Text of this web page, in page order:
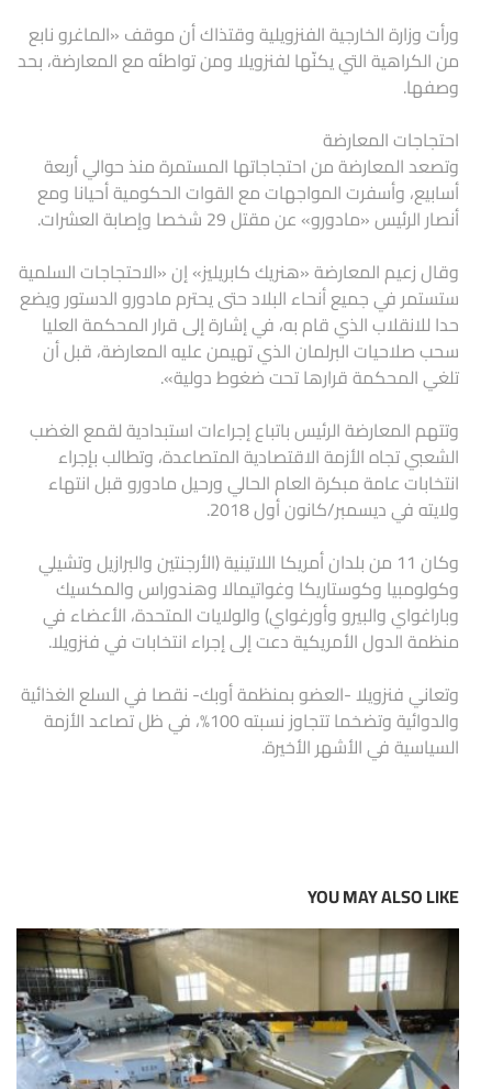
ورأت وزارة الخارجية الفنزويلية وقتذاك أن موقف «الماغرو نابع
من الكراهية التي يكنّها لفنزويلا ومن تواطئه مع المعارضة، بحد
وصفها.
احتجاجات المعارضة
وتصعد المعارضة من احتجاجاتها المستمرة منذ حوالي أربعة
أسابيع، وأسفرت المواجهات مع القوات الحكومية أحيانا ومع
أنصار الرئيس «مادورو» عن مقتل 29 شخصا وإصابة العشرات.
وقال زعيم المعارضة «هنريك كابريليز» إن «الاحتجاجات السلمية
ستستمر في جميع أنحاء البلاد حتى يحترم مادورو الدستور ويضع
حدا للانقلاب الذي قام به، في إشارة إلى قرار المحكمة العليا
سحب صلاحيات البرلمان الذي تهيمن عليه المعارضة، قبل أن
تلغي المحكمة قرارها تحت ضغوط دولية».
وتتهم المعارضة الرئيس باتباع إجراءات استبدادية لقمع الغضب
الشعبي تجاه الأزمة الاقتصادية المتصاعدة، وتطالب بإجراء
انتخابات عامة مبكرة العام الحالي ورحيل مادورو قبل انتهاء
ولايته في ديسمبر/كانون أول 2018.
وكان 11 من بلدان أمريكا اللاتينية (الأرجنتين والبرازيل وتشيلي
وكولومبيا وكوستاريكا وغواتيمالا وهندوراس والمكسيك
وباراغواي والبيرو وأورغواي) والولايات المتحدة، الأعضاء في
منظمة الدول الأمريكية دعت إلى إجراء انتخابات في فنزويلا.
وتعاني فنزويلا -العضو بمنظمة أوبك- نقصا في السلع الغذائية
والدوائية وتضخما تتجاوز نسبته 100%، في ظل تصاعد الأزمة
السياسية في الأشهر الأخيرة.
YOU MAY ALSO LIKE